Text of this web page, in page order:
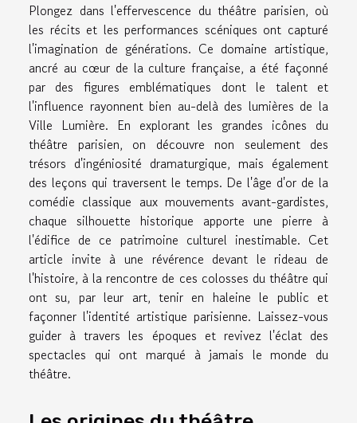
Plongez dans l'effervescence du théâtre parisien, où
les récits et les performances scéniques ont capturé
l'imagination de générations. Ce domaine artistique,
ancré au cœur de la culture française, a été façonné
par des figures emblématiques dont le talent et
l'influence rayonnent bien au-delà des lumières de la
Ville Lumière. En explorant les grandes icônes du
théâtre parisien, on découvre non seulement des
trésors d'ingéniosité dramaturgique, mais également
des leçons qui traversent le temps. De l'âge d'or de la
comédie classique aux mouvements avant-gardistes,
chaque silhouette historique apporte une pierre à
l'édifice de ce patrimoine culturel inestimable. Cet
article invite à une révérence devant le rideau de
l'histoire, à la rencontre de ces colosses du théâtre qui
ont su, par leur art, tenir en haleine le public et
façonner l'identité artistique parisienne. Laissez-vous
guider à travers les époques et revivez l'éclat des
spectacles qui ont marqué à jamais le monde du
théâtre.